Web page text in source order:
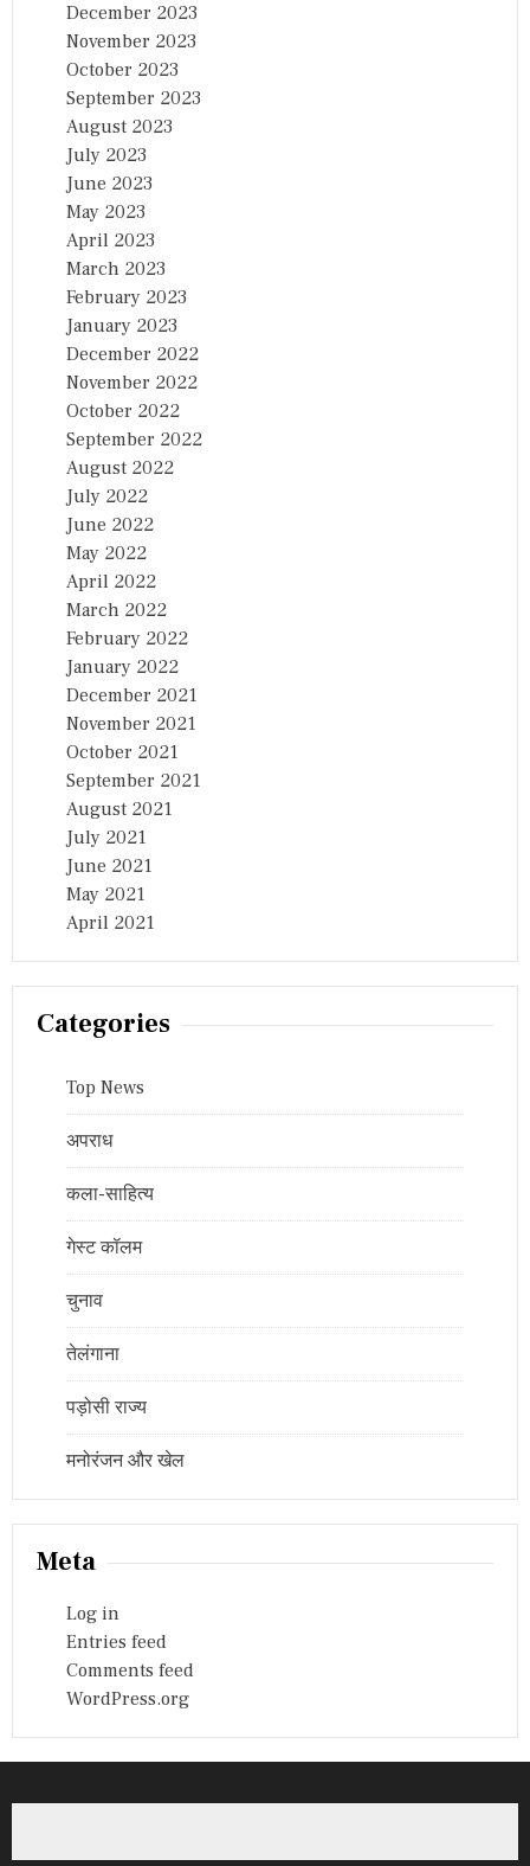
December 2023
November 2023
October 2023
September 2023
August 2023
July 2023
June 2023
May 2023
April 2023
March 2023
February 2023
January 2023
December 2022
November 2022
October 2022
September 2022
August 2022
July 2022
June 2022
May 2022
April 2022
March 2022
February 2022
January 2022
December 2021
November 2021
October 2021
September 2021
August 2021
July 2021
June 2021
May 2021
April 2021
Categories
Top News
अपराध
कला-साहित्य
गेस्ट कॉलम
चुनाव
तेलंगाना
पड़ोसी राज्य
मनोरंजन और खेल
Meta
Log in
Entries feed
Comments feed
WordPress.org